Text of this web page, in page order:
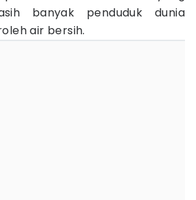
banyak penduduk dunia
air bersih.